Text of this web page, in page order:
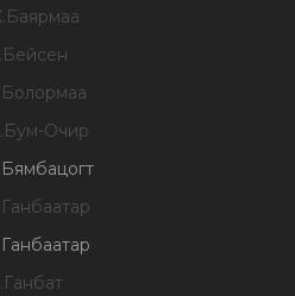
. Баярмаа
. Бейсен
Болормаа
. Бум-Очир
Бямбацогт
Ганбаатар
Ганбаатар
. Ганбат